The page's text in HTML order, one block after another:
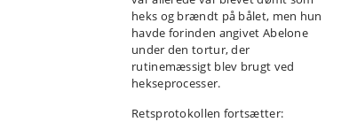
heks og brændt på bålet, men hun
havde forinden angivet Abelone
under den tortur, der
rutinemæssigt blev brugt ved
hekseprocesser.
Retsprotokollen fortsætter: